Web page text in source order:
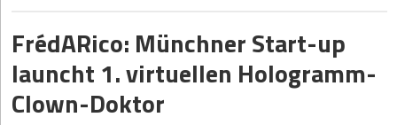
FrédARico: Münchner Start-up
launcht 1. virtuellen Hologramm-
Clown-Doktor